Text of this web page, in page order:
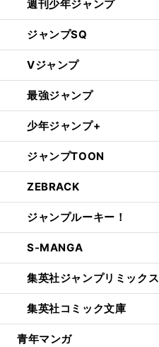
週刊少年ジャンプ
ジャンプSQ
Vジャンプ
最強ジャンプ
少年ジャンプ+
ジャンプTOON
ZEBRACK
ジャンプルーキー！
S-MANGA
集英社ジャンプリミックス
集英社コミック文庫
青年マンガ